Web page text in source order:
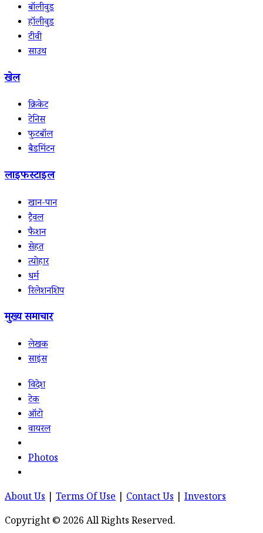
बॉलीवुड
हॉलीवुड
टीवी
साउथ
खेल
क्रिकेट
टेनिस
फुटबॉल
बैडमिंटन
लाइफस्टाइल
खान-पान
ट्रैवल
फैशन
सेहत
त्योहार
धर्म
रिलेशनशिप
मुख्य समाचार
लेखक
साइंस
विदेश
टेक
ऑटो
वायरल
Photos
About Us Terms Of Use Contact Us
Investors
Copyright © 2026 All Rights Reserved.